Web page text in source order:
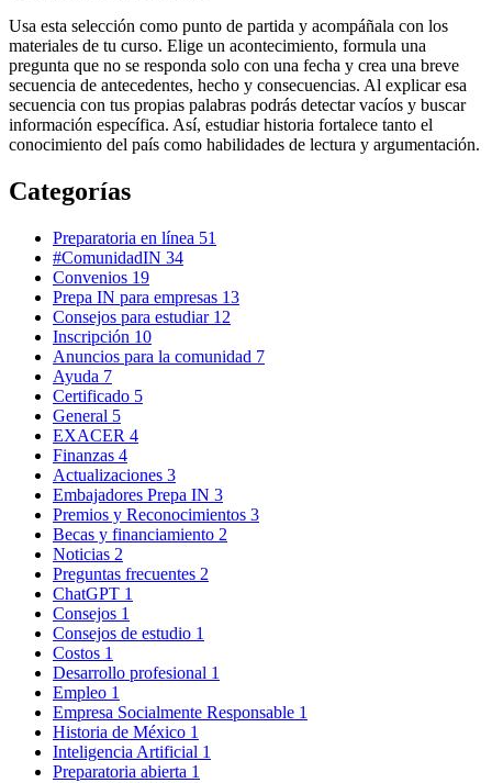
Usa esta selección como punto de partida y acompáñala con los
materiales de tu curso. Elige un acontecimiento, formula una
pregunta que no se responda solo con una fecha y crea una breve
secuencia de antecedentes, hecho y consecuencias. Al explicar esa
secuencia con tus propias palabras podrás detectar vacíos y buscar
información específica. Así, estudiar historia fortalece tanto el
conocimiento del país como habilidades de lectura y argumentación.
Categorías
Preparatoria en línea 51
#ComunidadIN 34
Convenios 19
Prepa IN para empresas 13
Consejos para estudiar 12
Inscripción 10
Anuncios para la comunidad 7
Ayuda 7
Certificado 5
General 5
EXACER 4
Finanzas 4
Actualizaciones 3
Embajadores Prepa IN 3
Premios y Reconocimientos 3
Becas y financiamiento 2
Noticias 2
Preguntas frecuentes 2
ChatGPT 1
Consejos 1
Consejos de estudio 1
Costos 1
Desarrollo profesional 1
Empleo 1
Empresa Socialmente Responsable 1
Historia de México 1
Inteligencia Artificial 1
Preparatoria abierta 1